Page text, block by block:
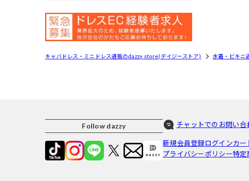
キャバドレス・ミニドレス通販のdazzy store(デイジーストア) 水着・ビキニ
Follow dazzy チャットでのお問い合
新規会員登録ログインカー
プライバシーポリシー特定